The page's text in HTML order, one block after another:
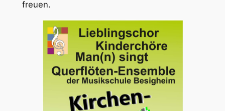
freuen.